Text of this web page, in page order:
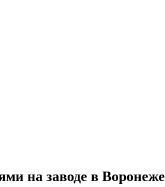
на заводе в Воронеже